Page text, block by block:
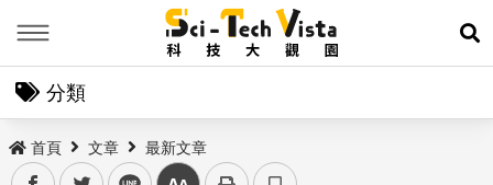
展
分類
首頁 文章 最新文章